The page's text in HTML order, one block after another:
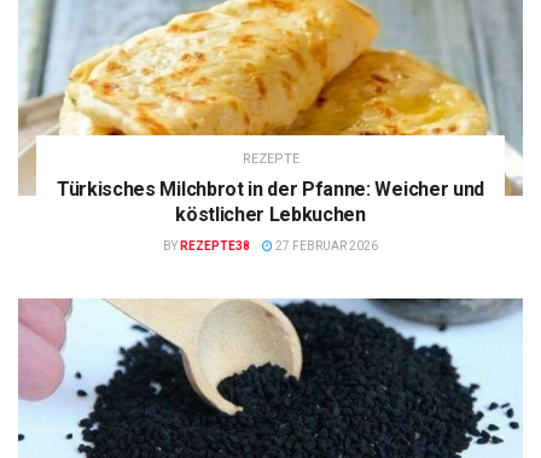
REZEPTE
Türkisches Milchbrot in der Pfanne: Weicher und
köstlicher Lebkuchen
BY REZEPTE38 27 FEBRUAR 2026